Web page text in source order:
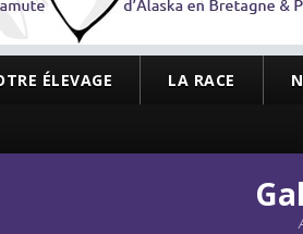
ÉLEVAGE LA RACE